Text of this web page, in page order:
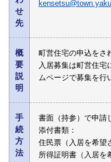
せ
先
概
要
説
明
町営住宅の申込をさ
入居募集は町営住宅
ムページで募集を行
手
続
方
法
書面（持参）で申請
添付書類：
住民票（入居を希望
所得証明書（入居を